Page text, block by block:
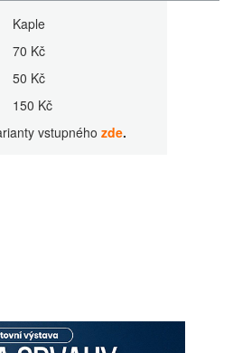
Kaple
70 Kč
50 Kč
150 Kč
vstupného zde.